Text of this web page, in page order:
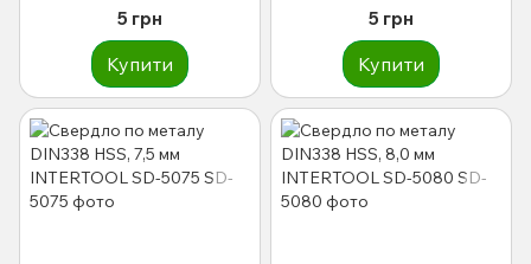
5 грн
Купити
5 грн
Купити